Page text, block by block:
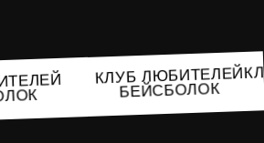
КЛУБ ЛЮБИТЕЛЕЙ
БЕЙСБОЛОК